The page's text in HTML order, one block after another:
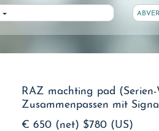
RAZ machting pad
Zusammenpassen mit
€ 650 (net) $780 (US)